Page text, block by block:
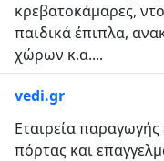
κρεβατοκάμαρες,
παιδικά έπιπλα,
χώρων κ.α....
vedi.gr
Εταιρεία
πόρτας και